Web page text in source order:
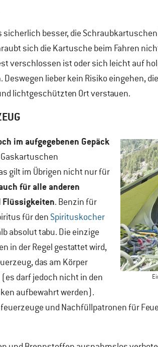
sicherlich besser, die
sich die Kartusche beim Fahren
verschlossen ist oder sich leicht auf
Deswegen lieber kein Risiko eingehen,
lichtgeschützten Ort verstauen.
im aufgegebenen Gepäck
gilt im Übrigen nicht nur für
für alle anderen
Flüssigkeiten. Benzin für
für den Spirituskocher
absolut tabu. Die einzige
in der Regel gestattet wird,
das am Körper
darf jedoch nicht in den
aufbewahrt werden).
und Nachfüllpatronen für